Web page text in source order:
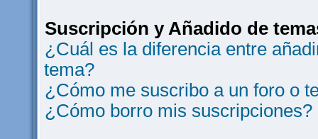
Suscripción y Añadido de
¿Cuál es la diferencia entre
tema?
¿Cómo me suscribo a un foro o
¿Cómo borro mis suscripciones?